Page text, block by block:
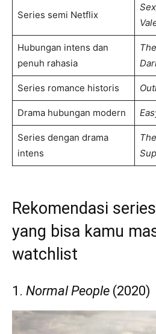
Series semi Netflix
Hubungan intens dan
penuh rahasia
Series romance historis
Drama hubungan modern
Series dengan drama
intens
Rekomendasi
yang bisa kamu
watchlist
1. Normal People (2020)